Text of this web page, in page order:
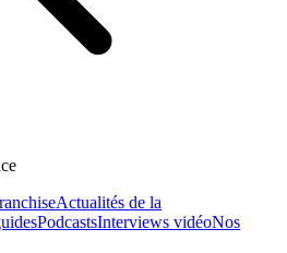
Actualités de la
PodcastsInterviews vidéoNos